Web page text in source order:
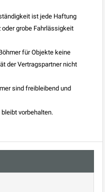
ist jede Haftung
grobe Fahrlässigkeit
für Objekte keine
der Vertragspartner nicht
sind freibleibend und
vorbehalten.